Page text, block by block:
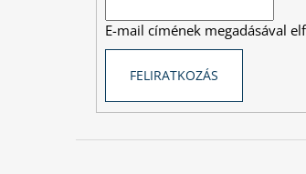
E-mail címének megadásával
FELIRATKOZÁS